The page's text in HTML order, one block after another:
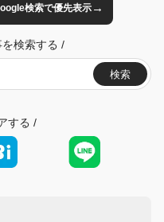
検索で優先表示→
検索する /
検索
する /